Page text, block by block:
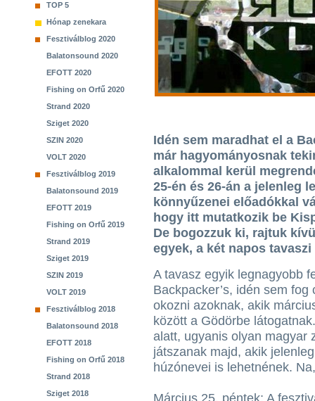
TOP 5
Hónap zenekara
Fesztiválblog 2020
Balatonsound 2020
EFOTT 2020
Fishing on Orfű 2020
Strand 2020
Sziget 2020
SZIN 2020
VOLT 2020
Fesztiválblog 2019
Balatonsound 2019
EFOTT 2019
Fishing on Orfű 2019
Strand 2019
Sziget 2019
SZIN 2019
VOLT 2019
Fesztiválblog 2018
Balatonsound 2018
EFOTT 2018
Fishing on Orfű 2018
Strand 2018
Sziget 2018
Idén sem maradhat el a
már hagyományosnak
alkalommal kerül
25-én és 26-án a jelenleg
könnyűzenei előadókkal
hogy itt mutatkozik be
De bogozzuk ki, rajtuk
egyek, a két napos
A tavasz egyik legnagyobb
Backpacker’s, idén sem fog
okozni azoknak, akik
között a Gödörbe
alatt, ugyanis olyan magyar
játszanak majd, akik
húzónevei is lehetnének.
Március 25. péntek: A